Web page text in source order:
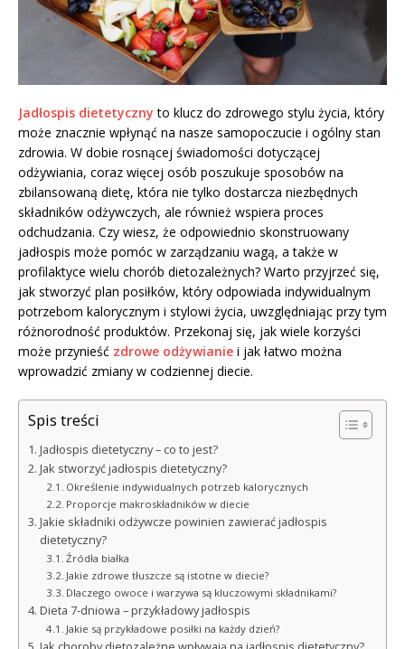
Jadłospis dietetyczny to klucz do zdrowego stylu życia, który
może znacznie wpłynąć na nasze samopoczucie i ogólny stan
zdrowia. W dobie rosnącej świadomości dotyczącej
odżywiania, coraz więcej osób poszukuje sposobów na
zbilansowaną dietę, która nie tylko dostarcza niezbędnych
składników odżywczych, ale również wspiera proces
odchudzania. Czy wiesz, że odpowiednio skonstruowany
jadłospis może pomóc w zarządzaniu wagą, a także w
profilaktyce wielu chorób dietozależnych? Warto przyjrzeć się,
jak stworzyć plan posiłków, który odpowiada indywidualnym
potrzebom kalorycznym i stylowi życia, uwzględniając przy tym
różnorodność produktów. Przekonaj się, jak wiele korzyści
może przynieść zdrowe odżywianie i jak łatwo można
wprowadzić zmiany w codziennej diecie.
Spis treści
Jadłospis dietetyczny – co to jest?
Jak stworzyć jadłospis dietetyczny?
Określenie indywidualnych potrzeb kalorycznych
Proporcje makroskładników w diecie
Jakie składniki odżywcze powinien zawierać jadłospis
dietetyczny?
Źródła białka
Jakie zdrowe tłuszcze są istotne w diecie?
Dlaczego owoce i warzywa są kluczowymi składnikami?
Dieta 7-dniowa – przykładowy jadłospis
Jakie są przykładowe posiłki na każdy dzień?